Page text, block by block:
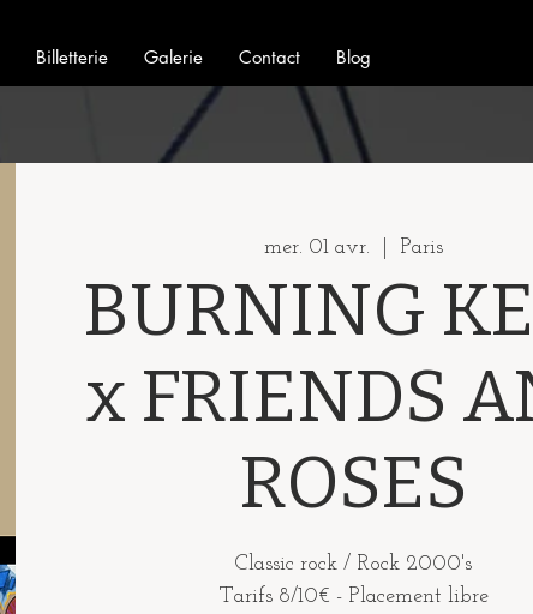
Billetterie Galerie Contact Blog
mer. 01 avr. Paris
BURNING
x FRIENDS
ROSES
Classic rock / Rock 2000's
Tarifs 8/10€ - Placement libre